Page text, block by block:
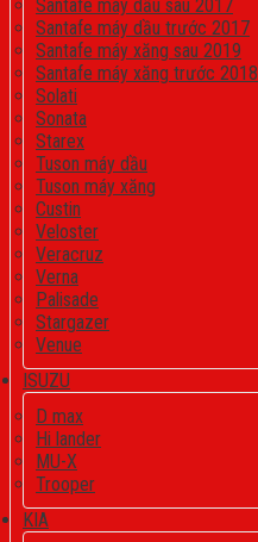
Santafe máy dầu sau 2017
Santafe máy dầu trước 2017
Santafe máy xăng sau 2019
Santafe máy xăng trước 2018
Solati
Sonata
Starex
Tuson máy dầu
Tuson máy xăng
Custin
Veloster
Veracruz
Verna
Palisade
Stargazer
Venue
ISUZU
D max
Hi lander
MU-X
Trooper
KIA